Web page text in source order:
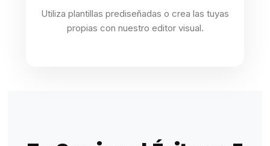
Utiliza plantillas prediseñadas o crea las tuyas
propias con nuestro editor visual.